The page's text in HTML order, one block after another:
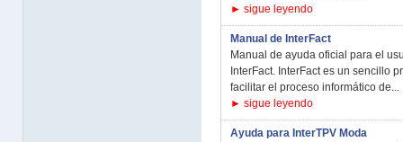
► sigue leyendo
Manual de InterFact
Manual de ayuda oficial para el
InterFact. InterFact es un sencillo
facilitar el proceso informático de...
► sigue leyendo
Ayuda para InterTPV Moda